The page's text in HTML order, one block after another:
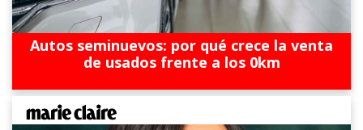
Autos seminuevos: por qué crece la venta
de usados frente a los 0km